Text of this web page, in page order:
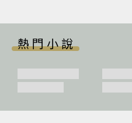
熱門小說